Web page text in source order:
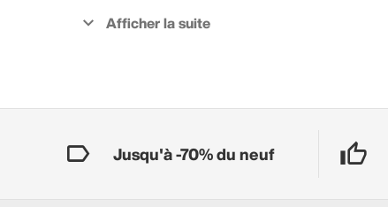
Jusqu'à -70% du neuf